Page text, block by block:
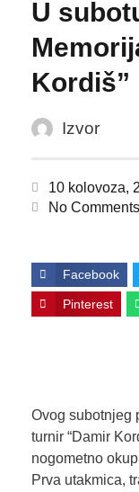
U
Kordiš”
Izvor
10 kolovoza,
No Comments
Facebook
Pinterest
Ovog subotnjeg
turnir “Damir
nogometno
Prva utakmica,